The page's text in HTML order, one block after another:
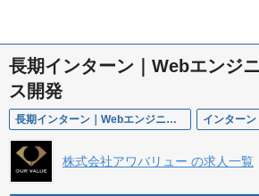
長期インターン｜Webエンジ
ス開発
長期インターン｜Webエンジニア｜ベストベンチャー100選出／自社サービス｜Next.js・TypeScript｜AI開発 インターン
株式会社アワバリュー の求人一覧